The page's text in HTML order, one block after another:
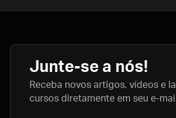
Junte-se a nós!
Receba novos artigos, vídeos e
cursos diretamente em seu e-